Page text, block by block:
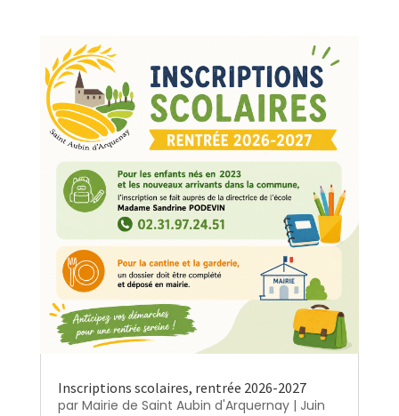
Inscriptions scolaires, rentrée 2026-2027
par Mairie de Saint Aubin d'Arquernay| Juin